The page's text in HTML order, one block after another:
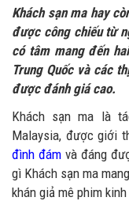
Khách sạn ma hay
được công chiếu từ
có tâm mang đến
Trung Quốc và các
được đánh giá cao.
Khách sạn ma là
Malaysia, được giới
đình đámvà đáng
gì Khách sạn ma
khán giả mê phim